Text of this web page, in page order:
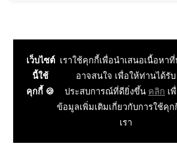
เว็บไซต์
นี้ใช้
คุกกี้ 🍪
เราใช้คุกกี้เพื่อนำเสนอเนื้อหา
อาจสนใจ เพื่อให้ท่านได้รับ
ประสบการณ์ที่ดียิ่งขึ้น คลิก เ
ข้อมูลเพิ่มเติมเกี่ยวกับการใช้คุก
เรา